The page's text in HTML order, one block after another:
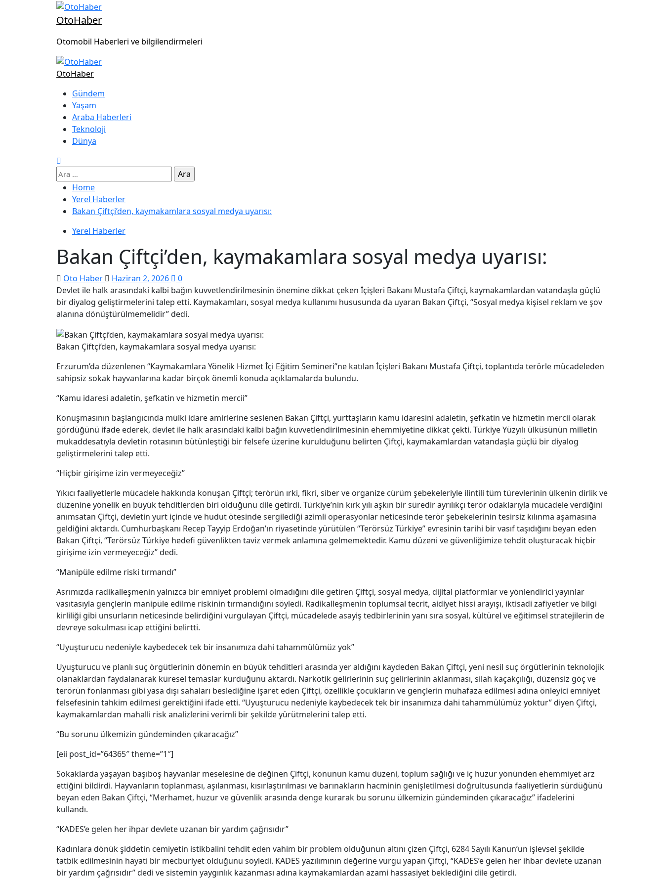
OtoHaber
Otomobil Haberleri ve bilgilendirmeleri
OtoHaber
Gündem
Yaşam
Araba Haberleri
Teknoloji
Dünya
Home
Yerel Haberler
Bakan Çiftçi’den, kaymakamlara sosyal medya uyarısı:
Yerel Haberler
Bakan Çiftçi’den, kaymakamlara sosyal medya uyarısı:
Oto Haber Haziran 2, 2026
0
Devlet ile halk arasındaki kalbi bağın kuvvetlendirilmesinin önemine dikkat çeken İçişleri Bakanı Mustafa Çiftçi, kaymakamlardan vatandaşla güçlü
bir diyalog geliştirmelerini talep etti. Kaymakamları, sosyal medya kullanımı hususunda da uyaran Bakan Çiftçi, “Sosyal medya kişisel reklam ve şov
alanına dönüştürülmemelidir” dedi.
Bakan Çiftçi’den, kaymakamlara sosyal medya uyarısı:
Erzurum’da düzenlenen “Kaymakamlara Yönelik Hizmet İçi Eğitim Semineri”ne katılan İçişleri Bakanı Mustafa Çiftçi, toplantıda terörle mücadeleden
sahipsiz sokak hayvanlarına kadar birçok önemli konuda açıklamalarda bulundu.
“Kamu idaresi adaletin, şefkatin ve hizmetin mercii”
Konuşmasının başlangıcında mülki idare amirlerine seslenen Bakan Çiftçi, yurttaşların kamu idaresini adaletin, şefkatin ve hizmetin mercii olarak
gördüğünü ifade ederek, devlet ile halk arasındaki kalbi bağın kuvvetlendirilmesinin ehemmiyetine dikkat çekti. Türkiye Yüzyılı ülküsünün milletin
mukaddesatıyla devletin rotasının bütünleştiği bir felsefe üzerine kurulduğunu belirten Çiftçi, kaymakamlardan vatandaşla güçlü bir diyalog
geliştirmelerini talep etti.
“Hiçbir girişime izin vermeyeceğiz”
Yıkıcı faaliyetlerle mücadele hakkında konuşan Çiftçi; terörün ırki, fikri, siber ve organize cürüm şebekeleriyle ilintili tüm türevlerinin ülkenin dirlik ve
düzenine yönelik en büyük tehditlerden biri olduğunu dile getirdi. Türkiye’nin kırk yılı aşkın bir süredir ayrılıkçı terör odaklarıyla mücadele verdiğini
anımsatan Çiftçi, devletin yurt içinde ve hudut ötesinde sergilediği azimli operasyonlar neticesinde terör şebekelerinin tesirsiz kılınma aşamasına
geldiğini aktardı. Cumhurbaşkanı Recep Tayyip Erdoğan’ın riyasetinde yürütülen “Terörsüz Türkiye” evresinin tarihi bir vasıf taşıdığını beyan eden
Bakan Çiftçi, “Terörsüz Türkiye hedefi güvenlikten taviz vermek anlamına gelmemektedir. Kamu düzeni ve güvenliğimize tehdit oluşturacak hiçbir
girişime izin vermeyeceğiz” dedi.
“Manipüle edilme riski tırmandı”
Asrımızda radikalleşmenin yalnızca bir emniyet problemi olmadığını dile getiren Çiftçi, sosyal medya, dijital platformlar ve yönlendirici yayınlar
vasıtasıyla gençlerin manipüle edilme riskinin tırmandığını söyledi. Radikalleşmenin toplumsal tecrit, aidiyet hissi arayışı, iktisadi zafiyetler ve bilgi
kirliliği gibi unsurların neticesinde belirdiğini vurgulayan Çiftçi, mücadelede asayiş tedbirlerinin yanı sıra sosyal, kültürel ve eğitimsel stratejilerin de
devreye sokulması icap ettiğini belirtti.
“Uyuşturucu nedeniyle kaybedecek tek bir insanımıza dahi tahammülümüz yok”
Uyuşturucu ve planlı suç örgütlerinin dönemin en büyük tehditleri arasında yer aldığını kaydeden Bakan Çiftçi, yeni nesil suç örgütlerinin teknolojik
olanaklardan faydalanarak küresel temaslar kurduğunu aktardı. Narkotik gelirlerinin suç gelirlerinin aklanması, silah kaçakçılığı, düzensiz göç ve
terörün fonlanması gibi yasa dışı sahaları beslediğine işaret eden Çiftçi, özellikle çocukların ve gençlerin muhafaza edilmesi adına önleyici emniyet
felsefesinin tahkim edilmesi gerektiğini ifade etti. “Uyuşturucu nedeniyle kaybedecek tek bir insanımıza dahi tahammülümüz yoktur” diyen Çiftçi,
kaymakamlardan mahalli risk analizlerini verimli bir şekilde yürütmelerini talep etti.
“Bu sorunu ülkemizin gündeminden çıkaracağız”
[eii post_id=”64365″ theme=”1″]
Sokaklarda yaşayan başıboş hayvanlar meselesine de değinen Çiftçi, konunun kamu düzeni, toplum sağlığı ve iç huzur yönünden ehemmiyet arz
ettiğini bildirdi. Hayvanların toplanması, aşılanması, kısırlaştırılması ve barınakların hacminin genişletilmesi doğrultusunda faaliyetlerin sürdüğünü
beyan eden Bakan Çiftçi, “Merhamet, huzur ve güvenlik arasında denge kurarak bu sorunu ülkemizin gündeminden çıkaracağız” ifadelerini
kullandı.
“KADES’e gelen her ihpar devlete uzanan bir yardım çağrısıdır”
Kadınlara dönük şiddetin cemiyetin istikbalini tehdit eden vahim bir problem olduğunun altını çizen Çiftçi, 6284 Sayılı Kanun’un işlevsel şekilde
tatbik edilmesinin hayati bir mecburiyet olduğunu söyledi. KADES yazılımının değerine vurgu yapan Çiftçi, “KADES’e gelen her ihbar devlete uzanan
bir yardım çağrısıdır” dedi ve sistemin yaygınlık kazanması adına kaymakamlardan azami hassasiyet beklediğini dile getirdi.